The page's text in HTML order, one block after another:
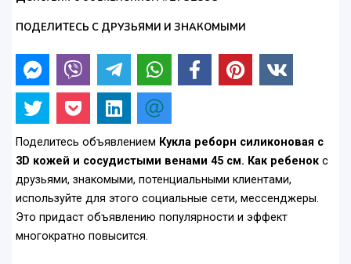
ПОДЕЛИТЕСЬ С ДРУЗЬЯМИ И ЗНАКОМЫМИ
Поделитесь объявлением Кукла реборн силиконовая с
3D кожей и сосудистыми венами 45 см. Как ребенок с
друзьями, знакомыми, потенциальными клиентами,
используйте для этого социальные сети, мессенджеры.
Это придаст объявлению популярности и эффект
многократно повысится.